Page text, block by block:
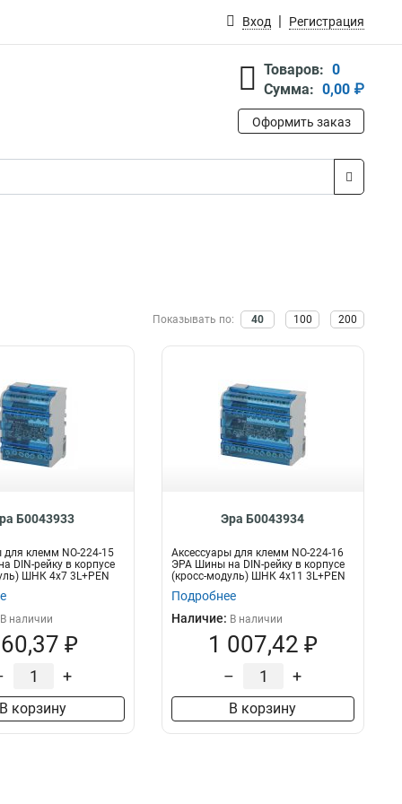
Вход Регистрация
Товаров: 0
Сумма: 0,00 ₽
Оформить заказ
Показывать по: 40 100 200
Б0043933
для клемм NO-224-15
DIN-рейку в корпусе
ШНК 4х7 3L+PEN
В наличии
₽
+
В корзину
Эра Б0043934
Аксессуары для клемм NO-224-16
ЭРА Шины на DIN-рейку в корпусе
(кросс-модуль) ШНК 4х11 3L+PEN
Подробнее
Наличие: В наличии
1 007,42 ₽
– +
В корзину